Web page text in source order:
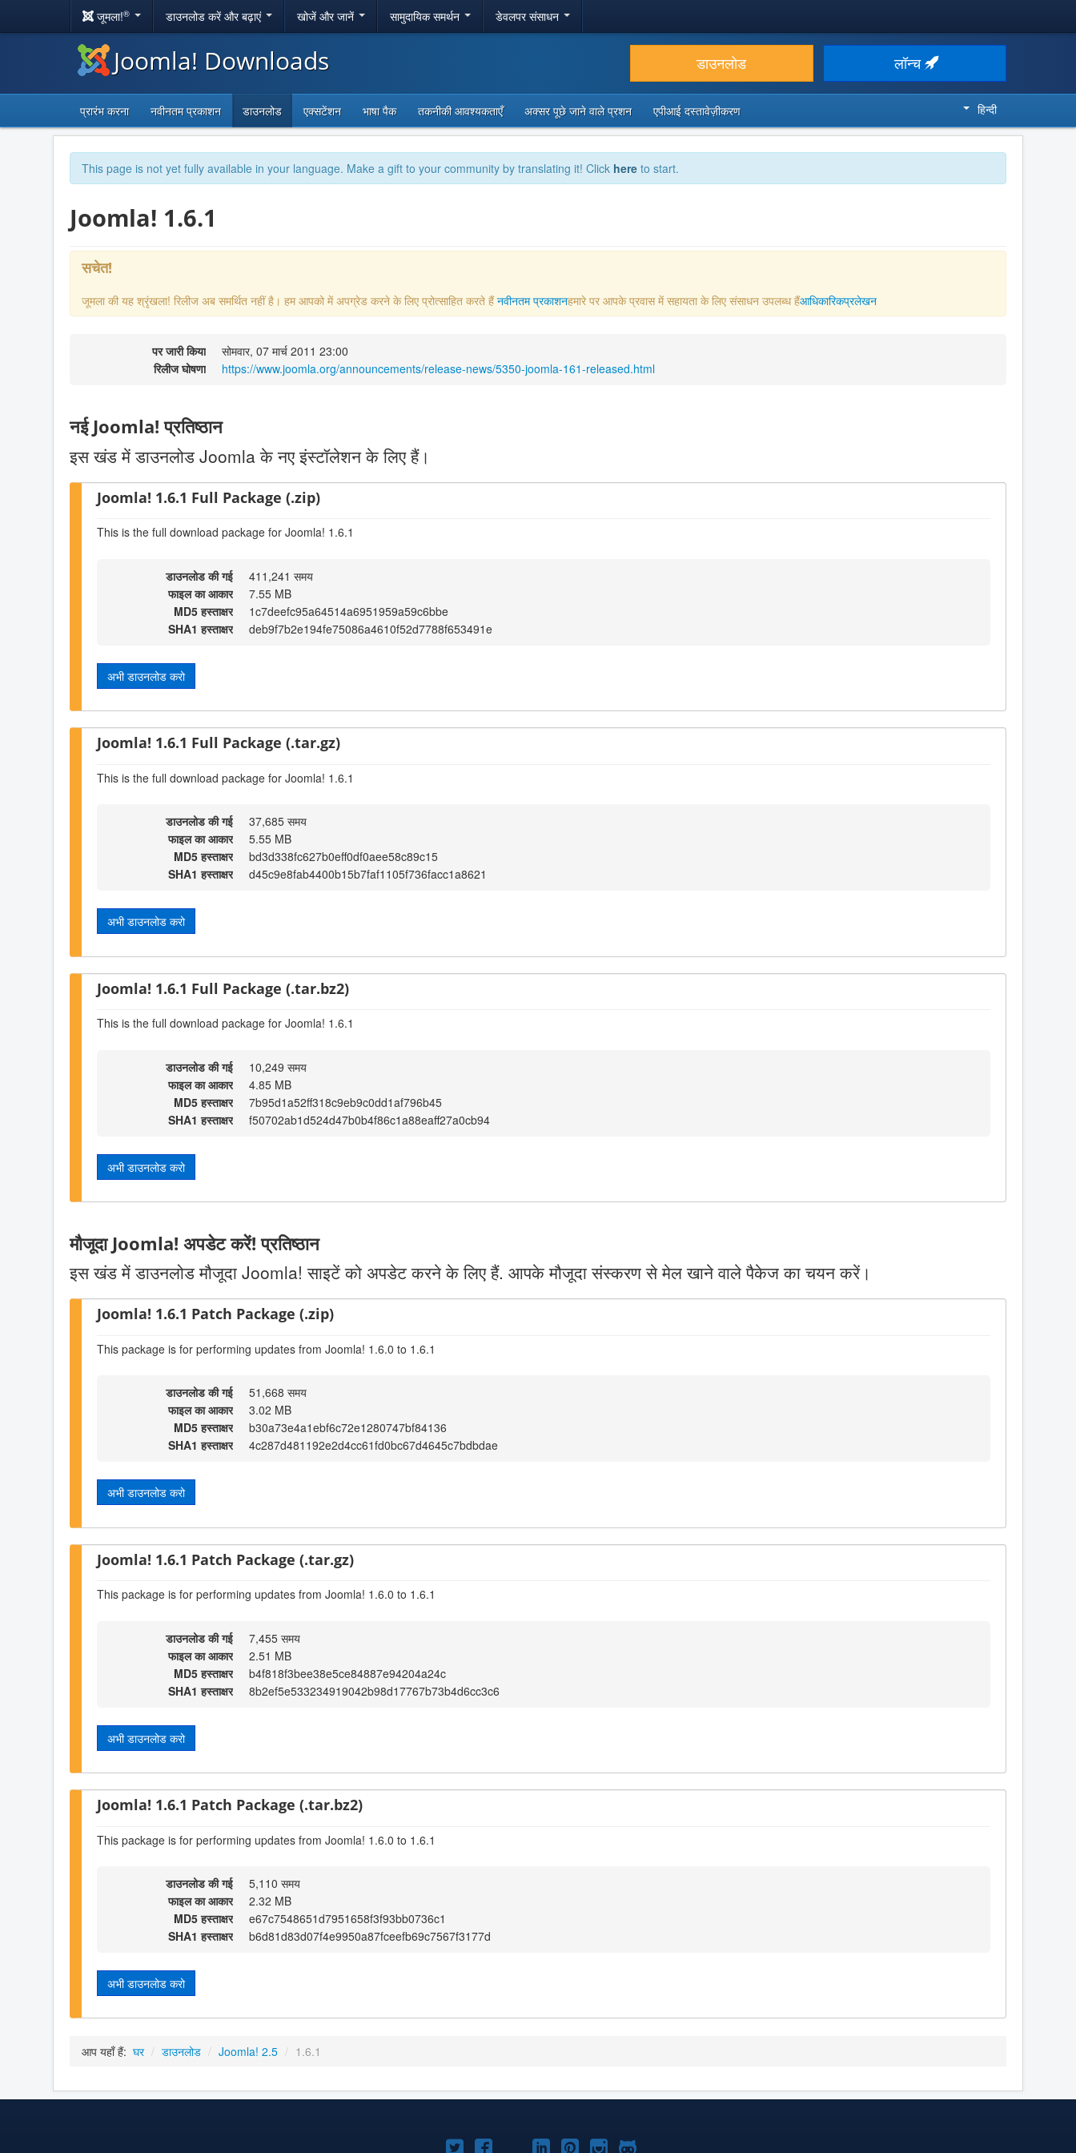
जूमला!® डाउनलोड करें और बढ़ाएं खोजें और जानें सामुदायिक समर्थन डेवलपर संसाधन
Joomla! Downloads डाउनलोड लॉन्च
प्रारंभ करना नवीनतम प्रकाशन डाउनलोड एक्सटेंशन भाषा पैक तकनीकी आवश्यकताएँ अक्सर पूछे जाने वाले प्रशन एपीआई दस्तावेज़ीकरण हिन्दी
This page is not yet fully available in your language. Make a gift to your community by translating it! Click here to start.
Joomla! 1.6.1
सचेत!
जूमला की यह श्रृंखला! रिलीज अब समर्थित नहीं है। हम आपको में अपग्रेड करने के लिए प्रोत्साहित करते हैंनवीनतम प्रकाशनहमारे पर आपके प्रवास में सहायता के लिए संसाधन उपलब्ध हैंआधिकारिकप्रलेखन
पर जारी किया
सोमवार, 07 मार्च 2011 23:00
रिलीज घोषणा
https://www.joomla.org/announcements/release-news/5350-joomla-161-released.html
नई Joomla! प्रतिष्ठान
इस खंड में डाउनलोड Joomla के नए इंस्टॉलेशन के लिए हैं।
Joomla! 1.6.1 Full Package (.zip)
This is the full download package for Joomla! 1.6.1
डाउनलोड की गई
411,241 समय
फाइल का आकार
7.55 MB
MD5 हस्ताक्षर
1c7deefc95a64514a6951959a59c6bbe
SHA1 हस्ताक्षर
deb9f7b2e194fe75086a4610f52d7788f653491e
अभी डाउनलोड करो
Joomla! 1.6.1 Full Package (.tar.gz)
This is the full download package for Joomla! 1.6.1
डाउनलोड की गई
37,685 समय
फाइल का आकार
5.55 MB
MD5 हस्ताक्षर
bd3d338fc627b0eff0df0aee58c89c15
SHA1 हस्ताक्षर
d45c9e8fab4400b15b7faf1105f736facc1a8621
अभी डाउनलोड करो
Joomla! 1.6.1 Full Package (.tar.bz2)
This is the full download package for Joomla! 1.6.1
डाउनलोड की गई
10,249 समय
फाइल का आकार
4.85 MB
MD5 हस्ताक्षर
7b95d1a52ff318c9eb9c0dd1af796b45
SHA1 हस्ताक्षर
f50702ab1d524d47b0b4f86c1a88eaff27a0cb94
अभी डाउनलोड करो
मौजूदा Joomla! अपडेट करें! प्रतिष्ठान
इस खंड में डाउनलोड मौजूदा Joomla! साइटें को अपडेट करने के लिए हैं. आपके मौजूदा संस्करण से मेल खाने वाले पैकेज का चयन करें।
Joomla! 1.6.1 Patch Package (.zip)
This package is for performing updates from Joomla! 1.6.0 to 1.6.1
डाउनलोड की गई
51,668 समय
फाइल का आकार
3.02 MB
MD5 हस्ताक्षर
b30a73e4a1ebf6c72e1280747bf84136
SHA1 हस्ताक्षर
4c287d481192e2d4cc61fd0bc67d4645c7bdbdae
अभी डाउनलोड करो
Joomla! 1.6.1 Patch Package (.tar.gz)
This package is for performing updates from Joomla! 1.6.0 to 1.6.1
डाउनलोड की गई
7,455 समय
फाइल का आकार
2.51 MB
MD5 हस्ताक्षर
b4f818f3bee38e5ce84887e94204a24c
SHA1 हस्ताक्षर
8b2ef5e533234919042b98d17767b73b4d6cc3c6
अभी डाउनलोड करो
Joomla! 1.6.1 Patch Package (.tar.bz2)
This package is for performing updates from Joomla! 1.6.0 to 1.6.1
डाउनलोड की गई
5,110 समय
फाइल का आकार
2.32 MB
MD5 हस्ताक्षर
e67c7548651d7951658f3f93bb0736c1
SHA1 हस्ताक्षर
b6d81d83d07f4e9950a87fceefb69c7567f3177d
अभी डाउनलोड करो
आप यहाँ हैं: घर / डाउनलोड / Joomla! 2.5 / 1.6.1